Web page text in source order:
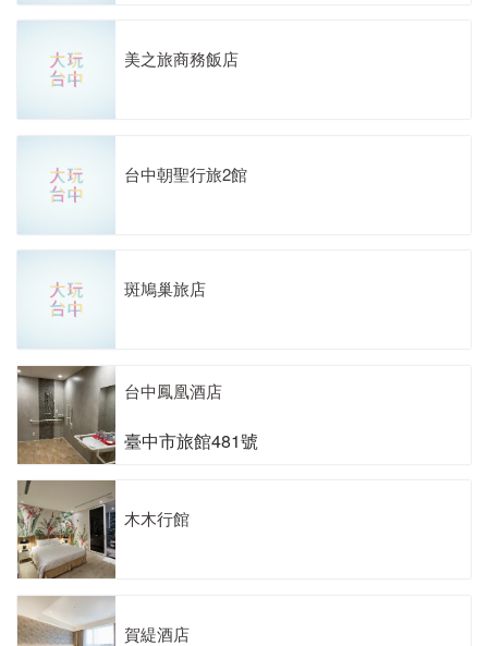
美之旅商務飯店
台中朝聖行旅2館
斑鳩巢旅店
台中鳳凰酒店
臺中市旅館481號
木木行館
賀緹酒店